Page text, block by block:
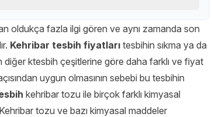
oldukça fazla ilgi gören ve aynı zamanda son
Kehribar tesbih fiyatları tesbihin sıkma ya da
diğer ktesbih çeşitlerine göre daha farklı ve fiyat
uygun olmasının sebebi bu tesbihin
kehribar tozu ile birçok farklı kimyasal
tozu ve bazı kimyasal maddeler